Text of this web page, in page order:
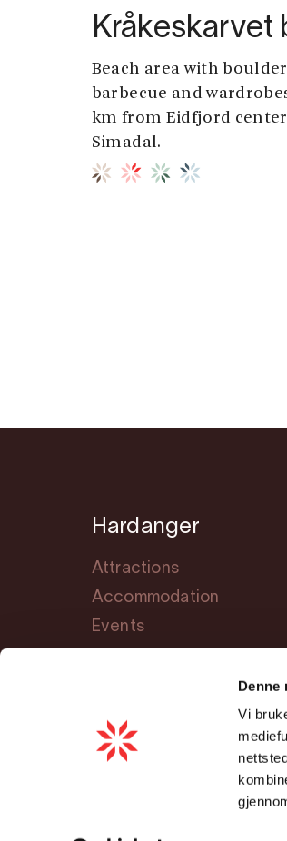
Denne
Vi
Kråkeskarvet
Beach area with
barbecue and
km from Eidfjord
Simadal.
Hardanger
Attractions
Accommodation
Events